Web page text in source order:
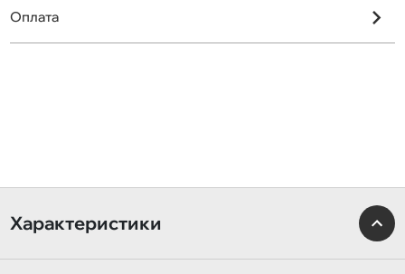
Оплата
Характеристики